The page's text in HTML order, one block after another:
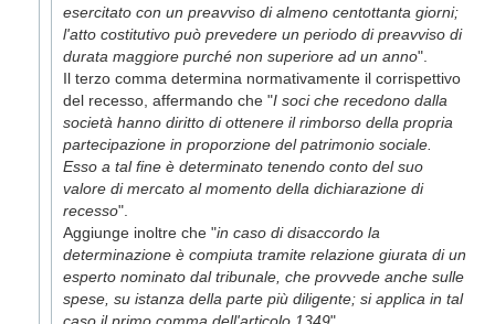
esercitato con un preavviso di almeno centottanta giorni;
l'atto costitutivo può prevedere un periodo di preavviso di
durata maggiore purché non superiore ad un anno".
Il terzo comma determina normativamente il corrispettivo
del recesso, affermando che "I soci che recedono dalla
società hanno diritto di ottenere il rimborso della propria
partecipazione in proporzione del patrimonio sociale.
Esso a tal fine è determinato tenendo conto del suo
valore di mercato al momento della dichiarazione di
recesso".
Aggiunge inoltre che "in caso di disaccordo la
determinazione è compiuta tramite relazione giurata di un
esperto nominato dal tribunale, che provvede anche sulle
spese, su istanza della parte più diligente; si applica in tal